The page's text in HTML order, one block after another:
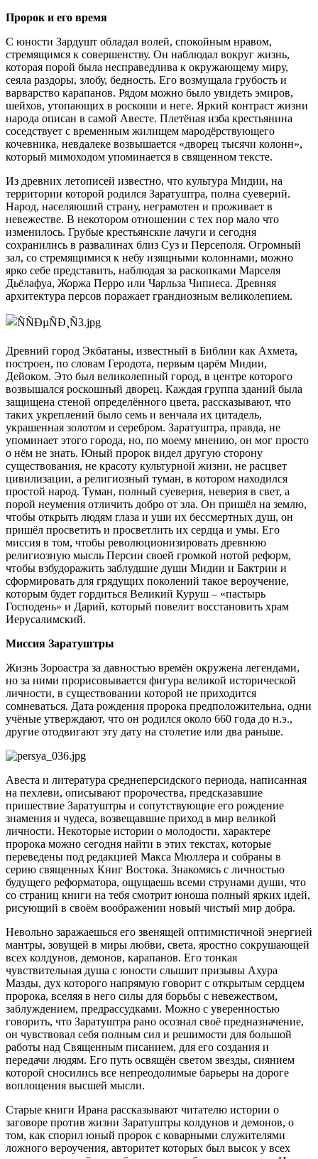
Пророк и его время
С юности Зардушт обладал волей, спокойным нравом,
стремящимся к совершенству. Он наблюдал вокруг жизнь,
которая порой была несправедлива к окружающему миру,
сеяла раздоры, злобу, бедность. Его возмущала грубость и
варварство карапанов. Рядом можно было увидеть эмиров,
шейхов, утопающих в роскоши и неге. Яркий контраст жизни
народа описан в самой Авесте. Плетёная изба крестьянина
соседствует с временным жилищем мародёрствующего
кочевника, невдалеке возвышается «дворец тысячи колонн»,
который мимоходом упоминается в священном тексте.
Из древних летописей известно, что культура Мидии, на
территории которой родился Заратуштра, полна суеверий.
Народ, населяюший страну, неграмотен и проживает в
невежестве. В некотором отношении с тех пор мало что
изменилось. Грубые крестьянские лачуги и сегодня
сохранились в развалинах близ Суз и Персеполя. Огромный
зал, со стремящимися к небу изящными колоннами, можно
ярко себе представить, наблюдая за раскопками Марселя
Дьёлафуа, Жоржа Перро или Чарльза Чипиеса. Древняя
архитектура персов поражает грандиозным великолепием.
Древний город Экбатаны, известный в Библии как Ахмета,
построен, по словам Геродота, первым царём Мидии,
Дейоком. Это был великолепный город, в центре которого
возвышался роскошный дворец. Каждая группа зданий была
защищена стеной определённого цвета, рассказывают, что
таких укреплений было семь и венчала их цитадель,
украшенная золотом и серебром. Заратуштра, правда, не
упоминает этого города, но, по моему мнению, он мог просто
о нём не знать. Юный пророк видел другую сторону
существования, не красоту культурной жизни, не расцвет
цивилизации, а религиозный туман, в котором находился
простой народ. Туман, полный суеверия, неверия в свет, а
порой неумения отличить добро от зла. Он пришёл на землю,
чтобы открыть людям глаза и уши их бессмертных душ, он
пришёл просветить и просветлить их сердца и умы. Его
миссия в том, чтобы революционизировать древнюю
религиозную мысль Персии своей громкой нотой реформ,
чтобы взбудоражить заблудшие души Мидии и Бактрии и
сформировать для грядущих поколений такое вероучение,
которым будет гордиться Великий Куруш – «пастырь
Господень» и Дарий, который повелит восстановить храм
Иерусалимский.
Миссия Заратуштры
Жизнь Зороастра за давностью времён окружена легендами,
но за ними прорисовывается фигура великой исторической
личности, в существовании которой не приходится
сомневаться. Дата рождения пророка предположительна, одни
учёные утверждают, что он родился около 660 года до н.э.,
другие отодвигают эту дату на столетие или два раньше.
Авеста и литература среднеперсидского периода, написанная
на пехлеви, описывают пророчества, предсказавшие
пришествие Заратуштры и сопутствующие его рождение
знамения и чудеса, возвещавшие приход в мир великой
личности. Некоторые истории о молодости, характере
пророка можно сегодня найти в этих текстах, которые
переведены под редакцией Макса Мюллера и собраны в
серию священных Книг Востока. Знакомясь с личностью
будущего реформатора, ощущаешь всеми струнами души, что
со страниц книги на тебя смотрит юноша полный ярких идей,
рисующий в своём воображении новый чистый мир добра.
Невольно заражаешься его звенящей оптимистичной энергией
мантры, зовущей в миры любви, света, яростно сокрушающей
всех колдунов, демонов, карапанов. Его тонкая
чувствительная душа с юности слышит призывы Ахура
Мазды, дух которого напрямую говорит с открытым сердцем
пророка, вселяя в него силы для борьбы с невежеством,
заблуждением, предрассудками. Можно с уверенностью
говорить, что Заратуштра рано осознал своё предназначение,
он чувствовал себя полным сил и решимости для большой
работы над Священным писанием, для его создания и
передачи людям. Его путь освящён светом звезды, сиянием
которой сносились все непреодолимые барьеры на дороге
воплощения высшей мысли.
Старые книги Ирана рассказывают читателю истории о
заговоре против жизни Заратуштры колдунов и демонов, о
том, как спорил юный пророк с коварными служителями
ложного вероучения, авторитет которых был высок у всех